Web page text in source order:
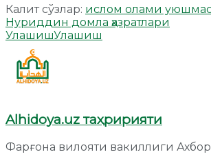
Калит сўзлар: ислом олами
Нуриддин домла ҳазратлари
УлашишУлашиш
Alhidoya.uz таҳририяти
Фарғона вилояти вакиллиги